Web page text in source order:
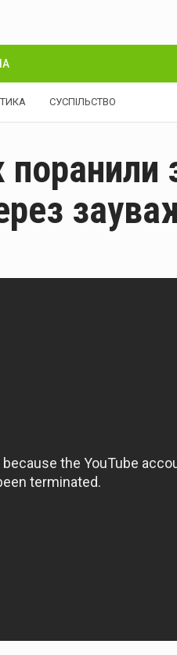
СУСПІЛЬСТВО
поранили